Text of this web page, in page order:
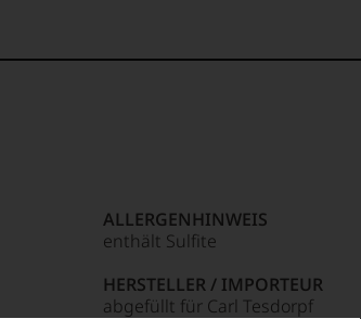
ALLERGENHINWEIS
enthält Sulfite
HERSTELLER / IMPORTEUR
abgefüllt für Carl Tesdorpf